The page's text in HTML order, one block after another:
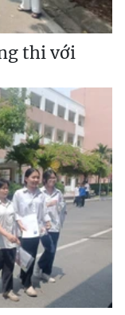
thi với